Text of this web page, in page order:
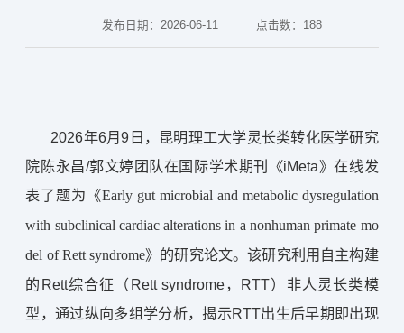
发布日期：2026-06-11 点击数： 188
2026年6月9日，昆明理工大学灵长类转化医学研究
院陈永昌/郭文婷团队在国际学术期刊《iMeta》在线发
表了题为《Early gut microbial and metabolic dysregulation
with subclinical cardiac alterations in a nonhuman primate mo
del of Rett syndrome》的研究论文。该研究利用自主构建
的Rett综合征（Rett syndrome，RTT）非人灵长类模
型，通过纵向多组学分析，揭示RTT出生后早期即出现